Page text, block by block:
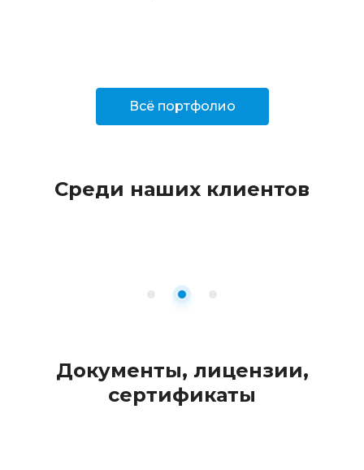
Всё портфолио
Среди наших клиентов
Документы, лицензии,
сертификаты